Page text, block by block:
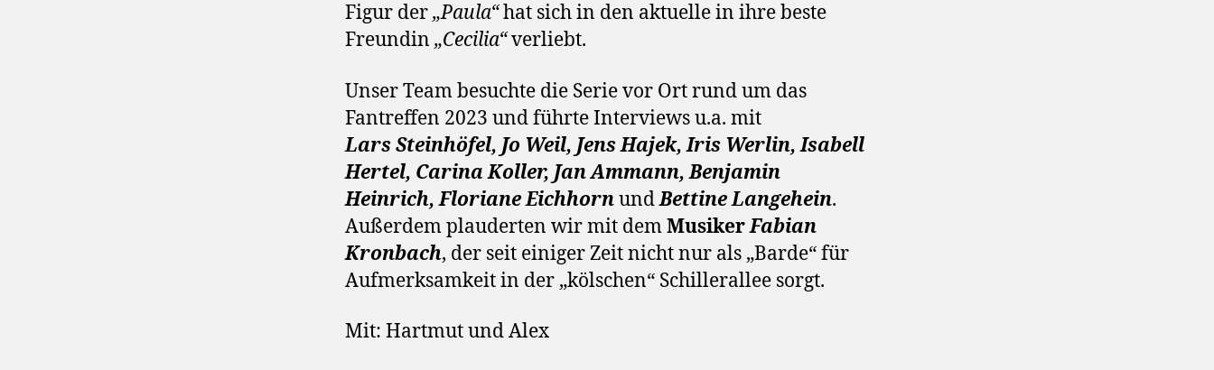
Figur der„Paula“hat sich in den aktuelle in ihre beste
Freundin „Cecilia“verliebt.
Unser Team besuchte die Serie vor Ort rund um das
Fantreffen 2023 und führte Interviews u.a. mit
Lars Steinhöfel, Jo Weil, Jens Hajek, Iris Werlin, Isabell
Hertel, Carina Koller, Jan Ammann, Benjamin
Heinrich, Floriane EichhornundBettine Langehein.
Außerdem plauderten wir mit demMusikerFabian
Kronbach, der seit einiger Zeit nicht nur als „Barde“ für
Aufmerksamkeit in der „kölschen“ Schillerallee sorgt.
Mit: Hartmut und Alex